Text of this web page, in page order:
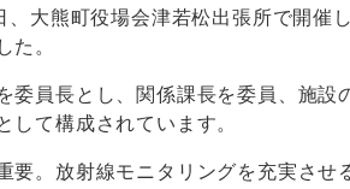
大熊町役場会津若松出張所で開催
た。
委員長とし、関係課長を委員、施設
して構成されています。
要。放射線モニタリングを充実させ